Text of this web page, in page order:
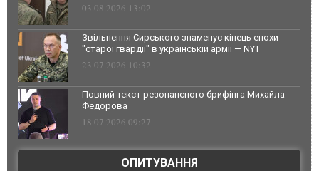
03.08.2026 13:02
Звільнення Сирського знаменує кінець епохи
"старої гвардії" в українській армії — NYT
23.07.2026 10:32
Повний текст резонансного брифінга Михайла
Федорова
18.07.2026 09:27
ОПИТУВАННЯ